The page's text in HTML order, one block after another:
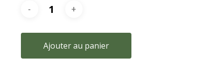
Ajouter au panier